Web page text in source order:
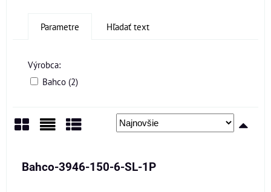
Parametre Hľadať text
Výrobca:
Bahco (2)
Bahco-3946-150-6-SL-1P